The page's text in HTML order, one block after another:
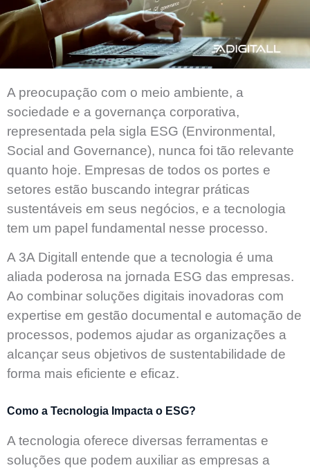
A preocupação com o meio ambiente, a
sociedade e a governança corporativa,
representada pela sigla ESG (Environmental,
Social and Governance), nunca foi tão relevante
quanto hoje. Empresas de todos os portes e
setores estão buscando integrar práticas
sustentáveis ​​em seus negócios, e a tecnologia
tem um papel fundamental nesse processo.
A 3A Digitall
entende que a tecnologia é uma
aliada poderosa na jornada ESG das empresas.
Ao combinar soluções digitais inovadoras com
expertise em gestão documental e automação de
processos, podemos ajudar as organizações a
alcançar seus objetivos de sustentabilidade de
forma mais eficiente e eficaz.
Como a Tecnologia Impacta o ESG?
A tecnologia oferece diversas ferramentas e
soluções que podem auxiliar as empresas a